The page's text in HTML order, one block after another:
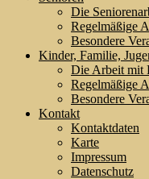
Die
Regelmäßige
Besondere
Kinder, Familie,
Die Arbeit mit
Regelmäßige
Besondere
Kontakt
Kontaktdaten
Karte
Impressum
Datenschutz